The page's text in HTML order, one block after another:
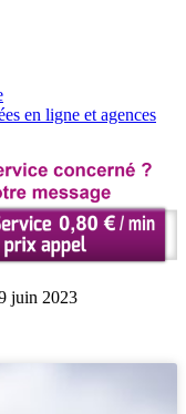
en ligne et agences
juin 2023